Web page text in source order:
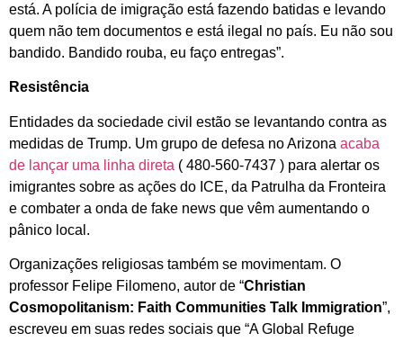
está. A polícia de imigração está fazendo batidas e levando
quem não tem documentos e está ilegal no país. Eu não sou
bandido. Bandido rouba, eu faço entregas”.
Resistência
Entidades da sociedade civil estão se levantando contra as
medidas de Trump. Um grupo de defesa no Arizona acaba
de lançar uma linha direta ( 480-560-7437 ) para alertar os
imigrantes sobre as ações do ICE, da Patrulha da Fronteira
e combater a onda de fake news que vêm aumentando o
pânico local.
Organizações religiosas também se movimentam. O
professor Felipe Filomeno, autor de “Christian
Cosmopolitanism: Faith Communities Talk Immigration”,
escreveu em suas redes sociais que “A Global Refuge